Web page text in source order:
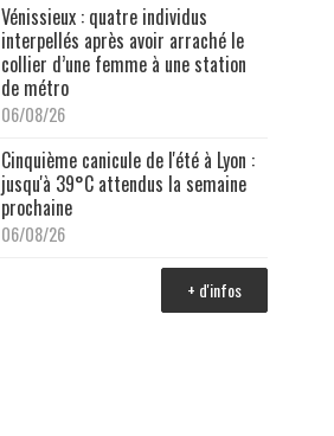
Vénissieux : quatre individus
interpellés après avoir arraché le
collier d’une femme à une station
de métro
06/08/26
Cinquième canicule de l'été à Lyon :
jusqu'à 39°C attendus la semaine
prochaine
06/08/26
+ d'infos